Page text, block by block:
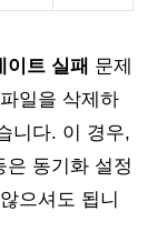
이트 실패 문제
일을 삭제하
니다. 이 경우,
은 동기화 설정
으셔도 됩니